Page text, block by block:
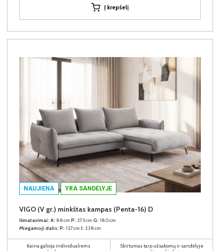
Į krepšelį
NAUJIENA YRA SANDĖLYJE
VIGO (V gr.) minkštas kampas (Penta-16) D
Išmatavimai: A: 88cm P: 273cm G: 180cm
Miegamoji dalis: P: 127cm I: 238cm
Kaina galioja individualiems
Skirtumas tarp užsakomų ir sandėlyje